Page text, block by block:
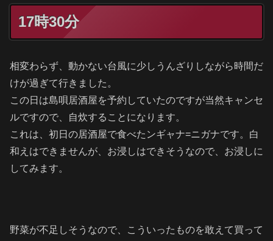
17時30分
相変わらず、動かない台風に少しうんざりしながら時間だ
けが過ぎて行きました。
この日は島唄居酒屋を予約していたのですが当然キャンセ
ルですので、自炊することになります。
これは、初日の居酒屋で食べたンギャナ=ニガナです。白
和えはできませんが、お浸しはできそうなので、お浸しに
してみます。
野菜が不足しそうなので、こういったものを敢えて買って